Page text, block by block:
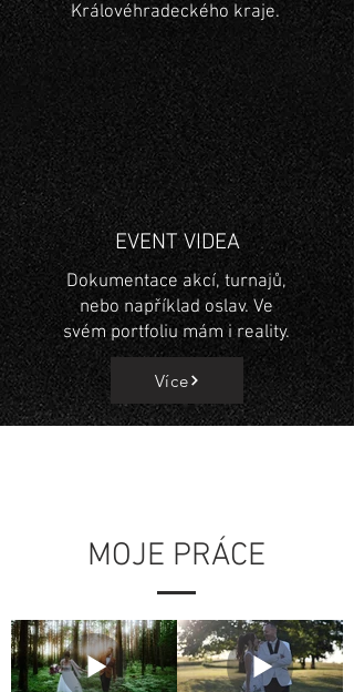
Královéhradeckého kraje.
EVENT VIDEA
Dokumentace akcí, turnajů,
nebo například oslav. Ve
svém portfoliu mám i reality.
Více
MOJE PRÁCE